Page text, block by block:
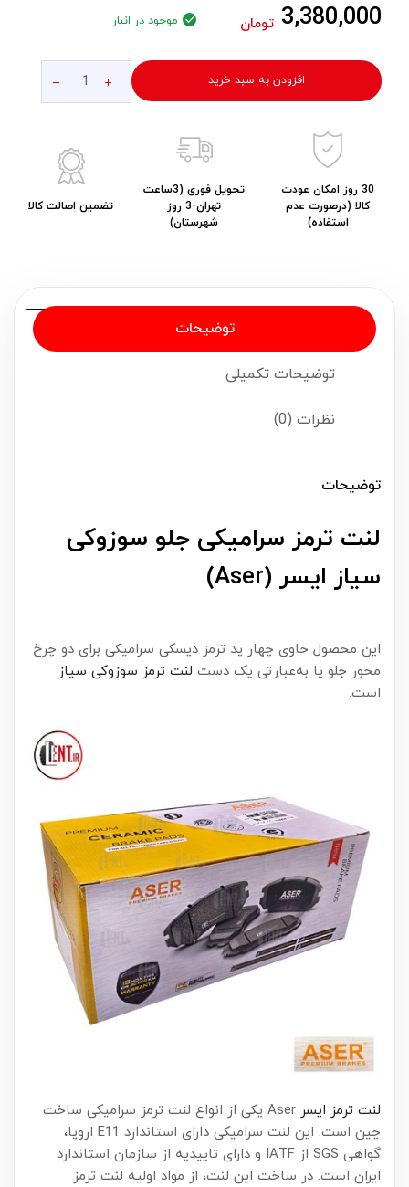
3,380,000 تومان موجود در انبار
افزودن به سبد خرید
30 روز امکان عودت
کالا (درصورت عدم
استفاده)
تحویل فوری (3ساعت
تهران-3 روز
شهرستان)
تضمین اصالت کالا
توضیحات
توضیحات تکمیلی
نظرات (0)
توضیحات
لنت ترمز سرامیکی جلو سوزوکی
سیاز ایسر (Aser)
این محصول حاوی چهار پد ترمز دیسکی سرامیکی برای دو چرخ
محور جلو یا به‌عبارتی یک دست لنت ترمز سوزوکی سیاز
است.
لنت ترمز ایسر
Aser یکی از انواع لنت ترمز سرامیکی ساخت
چین است. این لنت سرامیکی دارای استاندارد E11 اروپا،
گواهی SGS از IATF و دارای تاییدیه از سازمان استاندارد
ایران است. در ساخت این لنت، از مواد اولیه لنت ترمز